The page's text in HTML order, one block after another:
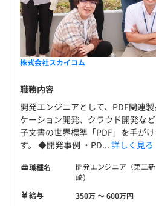
株式会社スカイコム
職務内容
開発エンジニアとして、PDF関連
ケーション開発、クラウド開発な
子文書の世界標準「PDF」を手が
す。 ◆開発事例 ・PD... 詳しく見る
職種名
開発エンジニア（第二
崎）
給与
350万 〜 600万円